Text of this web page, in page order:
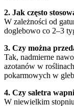
2. Jak często
W zależności od
doglebowo co 2–3
3. Czy można
Tak, nadmierne
azotanów w
pokarmowych w
4. Czy saletra
W niewielkim